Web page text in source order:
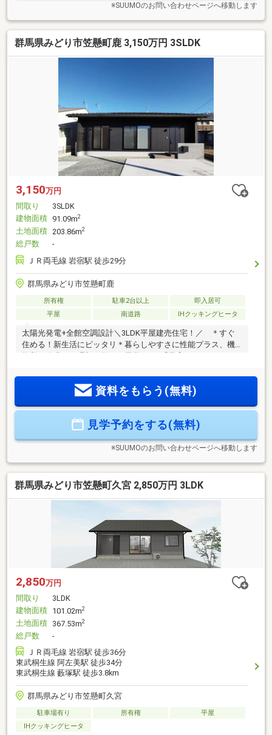
※SUUMOのお問い合わせページへ移動します
群馬県みどり市笠懸町鹿 3,150万円 3SLDK
3,150万円
間取り
3SLDK
建物面積 91.09m2
土地面積 203.86m2
総戸数
-
ＪＲ両毛線 岩宿駅 徒歩29分
群馬県みどり市笠懸町鹿
所有権 駐車2台以上
即入居可
平屋
南道路 IHクッキングヒータ
太陽光発電+全館空調設計＼3LDK平屋建売住宅！／ ＊すぐ
住める！新生活にピッタリ＊暮らしやすさに性能プラス、機
完全無償化、高校生年代まで医療費無償化など子育て支援充
実■高気密・高断熱住宅自然の力を利用したパッシブ設計で夏
イランドキッチン■LDKを中心に各居室につながる無駄を省い
資料をもらう(無料)
見学予約をする(無料)
※SUUMOのお問い合わせページへ移動します
群馬県みどり市笠懸町久宮 2,850万円 3LDK
2,850万円
間取り
3LDK
建物面積 101.02m2
土地面積 367.53m2
総戸数
-
ＪＲ両毛線 岩宿駅 徒歩36分
東武桐生線 阿左美駅 徒歩34分
東武桐生線 藪塚駅 徒歩3.8km
群馬県みどり市笠懸町久宮
駐車場有り 所有権
平屋
IHクッキングヒータ